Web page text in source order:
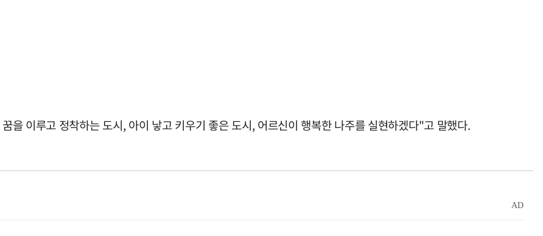
을 이루고 정착하는 도시, 아이 낳고 키우기 좋은 도시, 어르신이 행복한 나주를 실현하겠다"고 말했다.